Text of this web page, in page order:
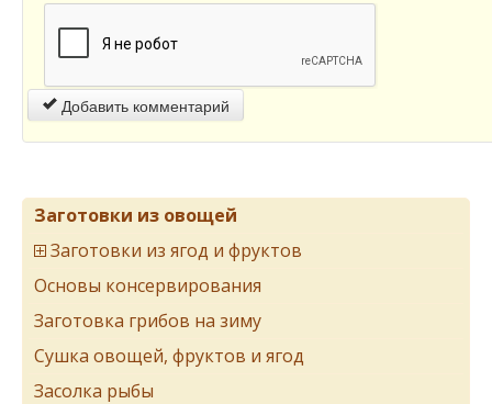
Добавить комментарий
Заготовки из овощей
Заготовки из ягод и фруктов
Основы консервирования
Заготовка грибов на зиму
Сушка овощей, фруктов и ягод
Засолка рыбы